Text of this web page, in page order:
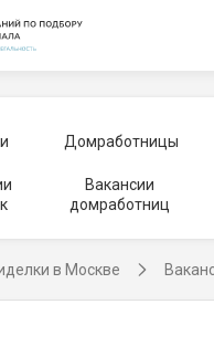
Домработницы
Вакансии
домработниц
в Москве